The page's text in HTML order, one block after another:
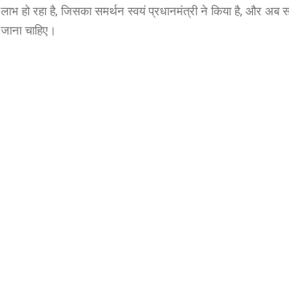
लाभ हो रहा है, जिसका समर्थन स्वयं प्रधानमंत्री ने किया है, और
जाना चाहिए।